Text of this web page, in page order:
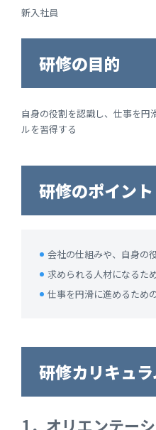
新入社員
研修の目的
自身の役割を認識し、仕事を円
ルを習得する
研修のポイント
会社の仕組みや、自身の
求められる人材になるた
仕事を円滑に進めるため
研修カリキュ
1．オリエンテー